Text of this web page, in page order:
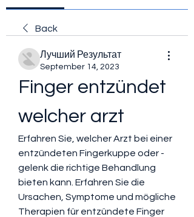
Back
Лучший Результат
September 14, 2023
Finger entzündet
welcher arzt
Erfahren Sie, welcher Arzt bei einer
entzündeten Fingerkuppe oder -
gelenk die richtige Behandlung
bieten kann. Erfahren Sie die
Ursachen, Symptome und mögliche
Therapien für entzündete Finger